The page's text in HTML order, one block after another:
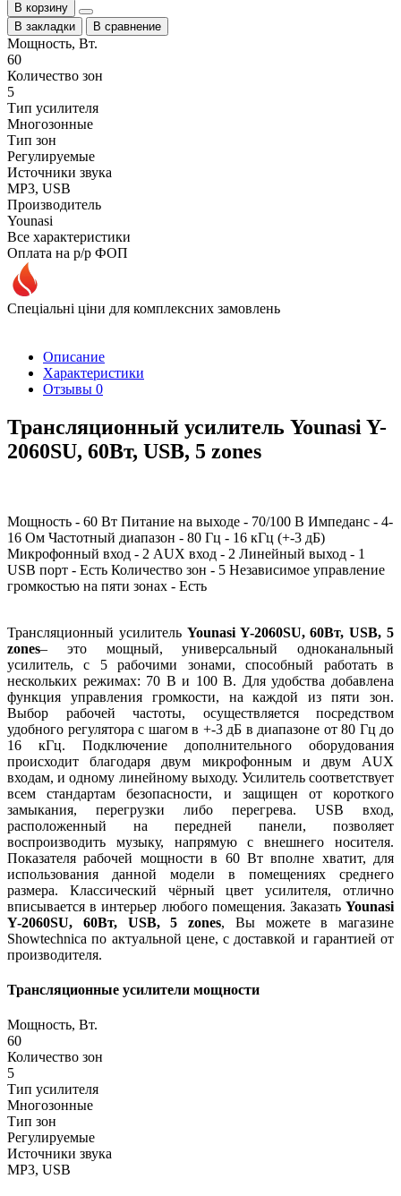
В корзину
В закладки
В сравнение
Мощность, Вт.
60
Количество зон
5
Тип усилителя
Многозонные
Тип зон
Регулируемые
Источники звука
MP3, USB
Производитель
Younasi
Все характеристики
Оплата на р/р ФОП
Спеціальні ціни для комплексних замовлень
Описание
Характеристики
Отзывы 0
Трансляционный усилитель Younasi Y-
2060SU, 60Вт, USB, 5 zones
Мощность - 60 Вт Питание на выходе - 70/100 В Импеданс - 4-
16 Ом Частотный диапазон - 80 Гц - 16 кГц (+-3 дБ)
Микрофонный вход - 2 AUX вход - 2 Линейный выход - 1
USB порт - Есть Количество зон - 5 Независимое управление
громкостью на пяти зонах - Есть
Трансляционный усилитель Younasi Y-2060SU, 60Вт, USB, 5
zones– это мощный, универсальный одноканальный
усилитель, с 5 рабочими зонами, способный работать в
нескольких режимах: 70 В и 100 В. Для удобства добавлена
функция управления громкости, на каждой из пяти зон.
Выбор рабочей частоты, осуществляется посредством
удобного регулятора с шагом в +-3 дБ в диапазоне от 80 Гц до
16 кГц. Подключение дополнительного оборудования
происходит благодаря двум микрофонным и двум AUX
входам, и одному линейному выходу. Усилитель соответствует
всем стандартам безопасности, и защищен от короткого
замыкания, перегрузки либо перегрева. USB вход,
расположенный на передней панели, позволяет
воспроизводить музыку, напрямую с внешнего носителя.
Показателя рабочей мощности в 60 Вт вполне хватит, для
использования данной модели в помещениях среднего
размера. Классический чёрный цвет усилителя, отлично
вписывается в интерьер любого помещения. Заказать Younasi
Y-2060SU, 60Вт, USB, 5 zones, Вы можете в магазине
Showtechnica по актуальной цене, с доставкой и гарантией от
производителя.
Трансляционные усилители мощности
Мощность, Вт.
60
Количество зон
5
Тип усилителя
Многозонные
Тип зон
Регулируемые
Источники звука
MP3, USB